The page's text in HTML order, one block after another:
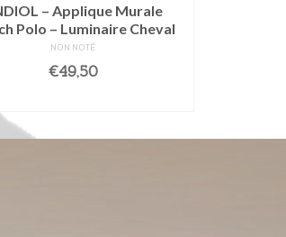
– Applique Murale
Polo – Luminaire Cheval
NON NOTÉ
€49,50